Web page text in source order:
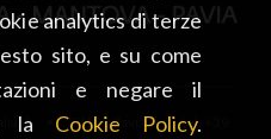
analytics di terze
sito, e su come
e negare il
la Cookie Policy.
2 • 27100 Pavia • tel. +39